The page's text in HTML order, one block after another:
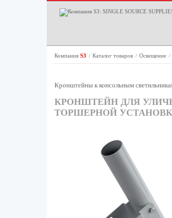
Компания S3 / Каталог товаров / Освещение /
Кронштейны к консольным
КРОНШТЕЙН ДЛЯ
ТОРШЕРНОЙ УСТАНОВКИ